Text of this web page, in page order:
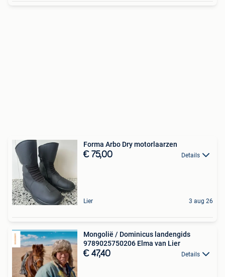
Forma Arbo Dry motorlaarzen
€ 75,00 Details
Lier 3 aug 26
Mongolië / Dominicus landengids
9789025750206 Elma van Lier
€ 47,40 Details